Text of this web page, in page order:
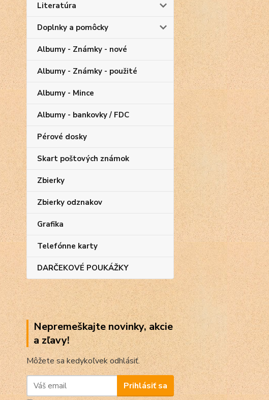
Literatúra
Doplnky a pomôcky
Albumy - Známky - nové
Albumy - Známky - použité
Albumy - Mince
Albumy - bankovky / FDC
Pérové dosky
Skart poštových známok
Zbierky
Zbierky odznakov
Grafika
Telefónne karty
DARČEKOVÉ POUKÁŽKY
Nepremeškajte novinky, akcie
a zľavy!
Môžete sa kedykoľvek odhlásiť.
Prihlásiť sa